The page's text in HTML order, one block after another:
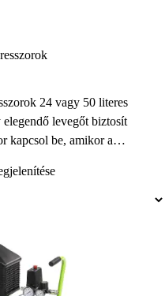
24 vagy 50 literes
ő levegőt biztosít
kapcsol be, amikor a
ellen